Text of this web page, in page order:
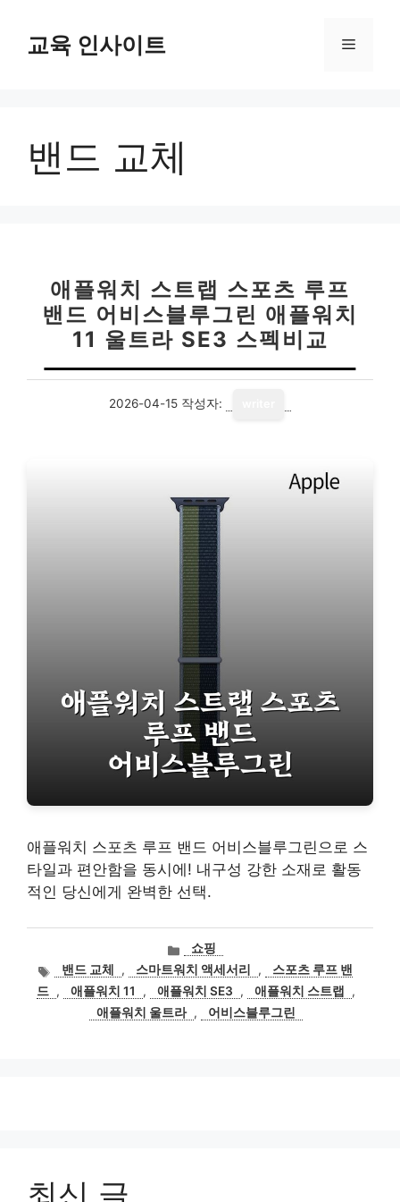
교육 인사이트 메
밴드 교체
애플워치 스트랩 스포츠 루프
밴드 어비스블루그린 애플워치
11 울트라 SE3 스펙비교
2026-04-15 작성자:
애플워치 스포츠 루프 밴드 어비스블루그린으로 스
타일과 편안함을 동시에! 내구성 강한 소재로 활동
적인 당신에게 완벽한 선택.
카
테
고
리
쇼핑
태밴드 교체 , 스마트워치 액세서리 ,
스포츠 루프 밴
드 , 애플워치 11 , 애플워치 SE3 , 애플워치 스트랩
,
애플워치 울트라 , 어비스블루그린
최신 글